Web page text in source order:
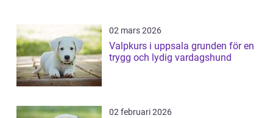
02 mars 2026
Valpkurs i uppsala grunden för en
trygg och lydig vardagshund
02 februari 2026